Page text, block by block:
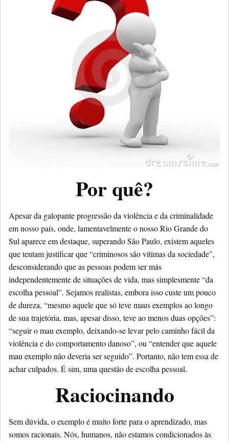
Por quê?
Apesar da galopante progressão da violência e da criminalidade
em nosso país, onde, lamentavelmente o nosso Rio Grande do
Sul aparece em destaque, superando São Paulo, existem aqueles
que tentam justificar que “criminosos são vítimas da sociedade”,
desconsiderando que as pessoas podem ser más
independentemente de situações de vida, mas simplesmente “da
escolha pessoal”. Sejamos realistas, embora isso custe um pouco
de dureza, “mesmo aquele que só teve maus exemplos ao longo
de sua trajetória, mas, apesar disso, teve ao menos duas opções”:
“seguir o mau exemplo, deixando-se levar pelo caminho fácil da
violência e do comportamento danoso”, ou “entender que aquele
mau exemplo não deveria ser seguido”. Portanto, não tem essa de
achar culpados. É sim, uma questão de escolha pessoal.
Raciocinando
Sem dúvida, o exemplo é muito forte para o aprendizado, mas
somos racionais. Nós, humanos, não estamos condicionados às